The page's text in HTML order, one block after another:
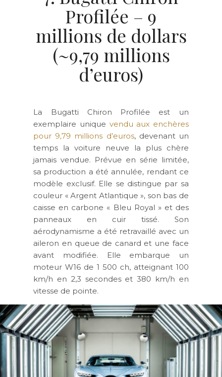
Profilée – 9
millions de dollars
(~9,79 millions
d’euros)
La Bugatti Chiron Profilée est un
exemplaire unique vendu aux enchères
pour 9,79 millions d’euros, devenant un
temps la voiture neuve la plus chère
jamais vendue. Prévue en série limitée,
sa production a été annulée, rendant ce
modèle exclusif. Elle se distingue par sa
couleur « Argent Atlantique », son bas de
caisse en carbone « Bleu Royal » et des
panneaux en cuir tissé. Son
aérodynamisme a été retravaillé avec un
aileron en queue de canard et une face
avant modifiée. Elle embarque un
moteur W16 de 1 500 ch, atteignant 100
km/h en 2,3 secondes et 380 km/h en
vitesse de pointe.